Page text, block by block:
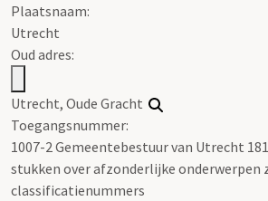
Plaatsnaam:
Utrecht
Oud adres:
Utrecht, Oude Gracht
Toegangsnummer:
1007-2 Gemeentebestuur van Utrecht
stukken over afzonderlijke onderwerpen
classificatienummers